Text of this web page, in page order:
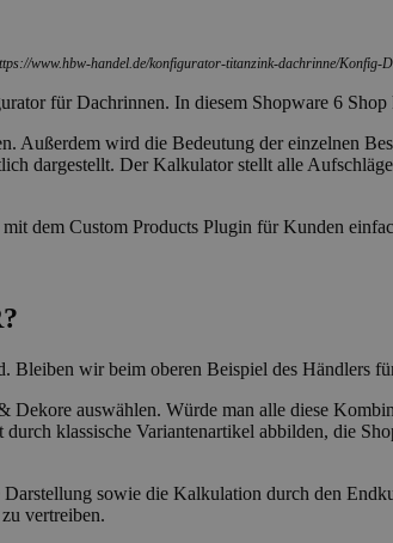
www.hbw-handel.de/konfigurator-titanzink-dachrinne/Konfig-
für Dachrinnen. In diesem Shopware 6
Außerdem wird die Bedeutung der einzelnen
dargestellt. Der Kalkulator stellt alle
dem Custom Products Plugin für Kunden
Bleiben wir beim oberen Beispiel des Händlers
auswählen. Würde man alle diese
klassische Variantenartikel abbilden, die
sowie die Kalkulation durch den
vertreiben.